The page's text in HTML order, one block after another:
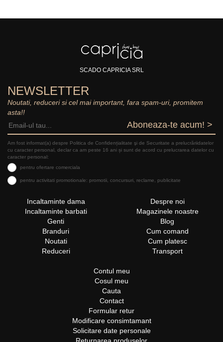
SCADO CAPRICIA SRL
NEWSLETTER
Noutati, reduceri si cel mai important, fara spam-uri, promitem
asta!!
Aboneaza-te acum! >
Am fost informat(a) despre Politica de Confidențialitate şi de Securitate a prelucrăriidatelor
cu caracter personal, declar ca am peste 16 ani și sunt de acord cu prelucrarea datelor cu
caracter personal:
pentru ofertare comerciala
pentru activitati promotionale: promotii, concursuri, reclame, publicitate
Incaltaminte dama
Incaltaminte barbati
Genti
Branduri
Noutati
Reduceri
Despre noi
Magazinele noastre
Blog
Cum comand
Cum platesc
Transport
Contul meu
Cosul meu
Cauta
Contact
Formular retur
Modificare consimtamant
Solicitare date personale
Returnarea produselor